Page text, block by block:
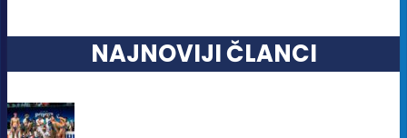
NAJNOVIJI ČLANCI